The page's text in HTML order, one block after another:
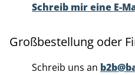
Schreib mir eine E-
Großbestellung oder
Schreib uns an